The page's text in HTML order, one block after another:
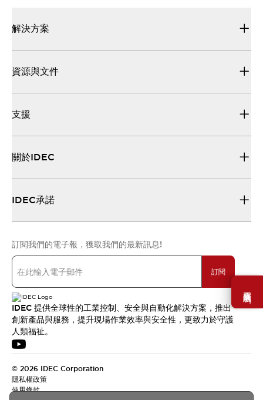
需要幫助嗎？
解決方案
資源與文件
支援
關於IDEC
IDEC承諾
訂閱我們的電子報，獲取我們的最新訊息!
訂閱
IDEC 提供全球性的工業控制、安全與自動化解決方案，推出
創新產品與服務，提升現場作業效率與安全性，更致力於守護
人類福祉。
© 2026 IDEC Corporation
隱私權政策
使用條款